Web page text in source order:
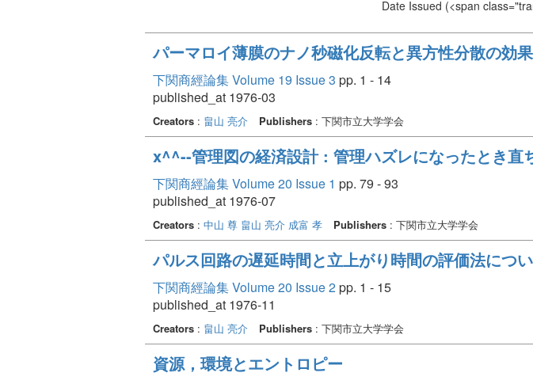
Date Issued (<span
パーマロイ薄膜のナノ秒磁化反転と異方性分散の効果
下関商經論集 Volume 19 Issue 3 pp. 1 - 14
published_at 1976-03
Creators : 畠山 亮介 Publishers : 下関市立大学学会
x^^--管理図の経済設計 : 管理ハズレになったとき直
下関商經論集 Volume 20 Issue 1 pp. 79 - 93
published_at 1976-07
Creators : 中山 尊 畠山 亮介 成富 孝 Publishers : 下関市立大学学会
パルス回路の遅延時間と立上がり時間の評価法につ
下関商經論集 Volume 20 Issue 2pp. 1 - 15
published_at 1976-11
Creators : 畠山 亮介 Publishers : 下関市立大学学会
資源，環境とエントロピー